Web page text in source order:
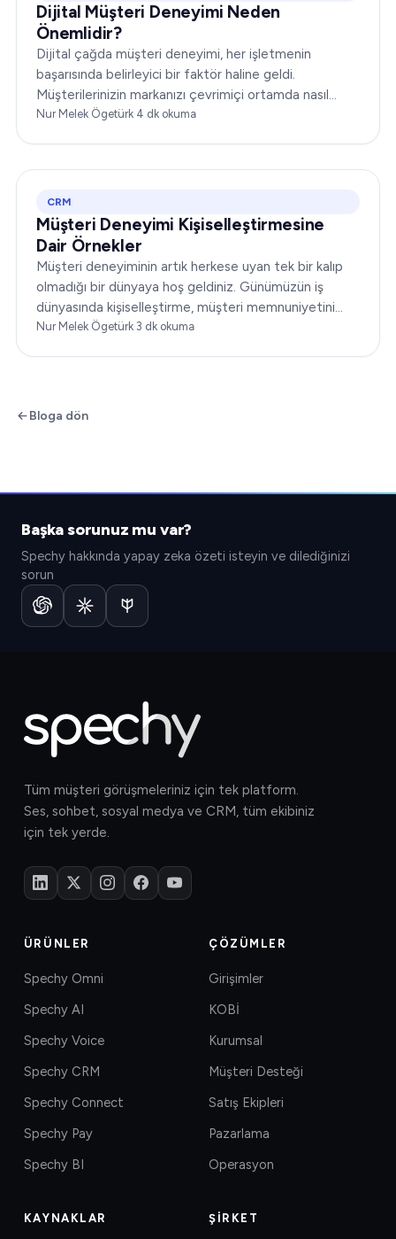
Dijital Müşteri Deneyimi Neden
Önemlidir?
Dijital çağda müşteri deneyimi, her işletmenin
başarısında belirleyici bir faktör haline geldi.
Müşterilerinizin markanızı çevrimiçi ortamda nasıl
algıladığı ve markanızla nasıl etkileşime geçtiği,
Nur Melek Ögetürk·4 dk okuma
CRM
Müşteri Deneyimi Kişiselleştirmesine
Dair Örnekler
Müşteri deneyiminin artık herkese uyan tek bir kalıp
olmadığı bir dünyaya hoş geldiniz. Günümüzün iş
dünyasında kişiselleştirme, müşteri memnuniyetini
dönüştürmenin anahtarıdır. Bu makale…
Nur Melek Ögetürk·3 dk okuma
Bloga dön
Başka sorunuz mu var?
Spechy hakkında yapay zeka özeti isteyin ve dilediğinizi
sorun
Tüm müşteri görüşmeleriniz için tek platform.
Ses, sohbet, sosyal medya ve CRM, tüm ekibiniz
için tek yerde.
ÜRÜNLER
Spechy Omni
Spechy AI
Spechy Voice
Spechy CRM
Spechy Connect
Spechy Pay
Spechy BI
ÇÖZÜMLER
Girişimler
KOBİ
Kurumsal
Müşteri Desteği
Satış Ekipleri
Pazarlama
Operasyon
KAYNAKLAR ŞIRKET